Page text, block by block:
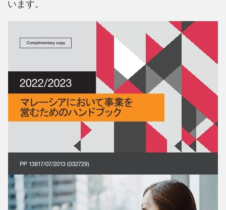
います。